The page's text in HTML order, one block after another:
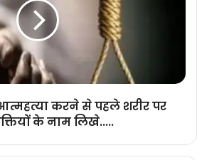
करने से पहले शरीर पर
के नाम लिखे.....